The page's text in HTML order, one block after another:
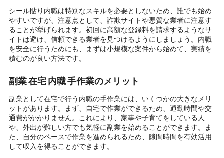
シール貼り内職は特別なスキルを必要としないため、誰でも始め
やすいですが、注意点として、詐欺サイトや悪質な業者に注意す
ることが挙げられます。初回に高額な登録料を請求するようなサ
イトは避け、信頼できる業者を見つけるようにしましょう。内職
を安全に行うためにも、まずは小規模な案件から始めて、実績を
積むのが良い方法です。
副業 在宅 内職 手作業のメリット
副業として在宅で行う内職の手作業には、いくつかの大きなメリ
ットがあります。まず、自宅で作業ができるため、通勤時間や交
通費がかかりません。これにより、家事や子育てをしている人
や、外出が難しい方でも気軽に副業を始めることができます。ま
た、自分のペースで作業を進められるため、隙間時間を有効活用
して収入を得ることができます。